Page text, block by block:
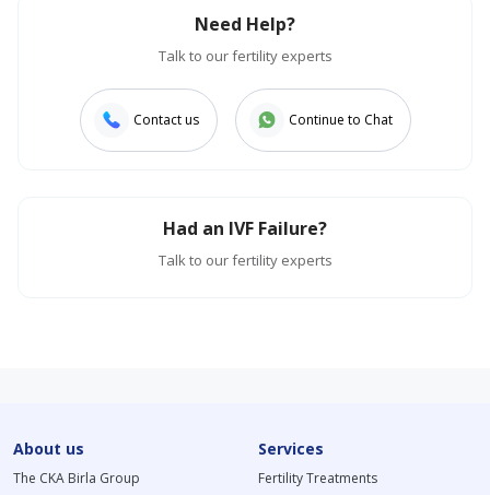
Need Help?
Talk to our fertility experts
Contact us Continue to Chat
Had an IVF Failure?
Talk to our fertility experts
About us
The CKA Birla Group
Services
Fertility Treatments